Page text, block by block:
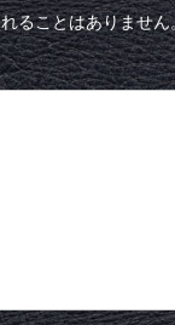
ることはありません